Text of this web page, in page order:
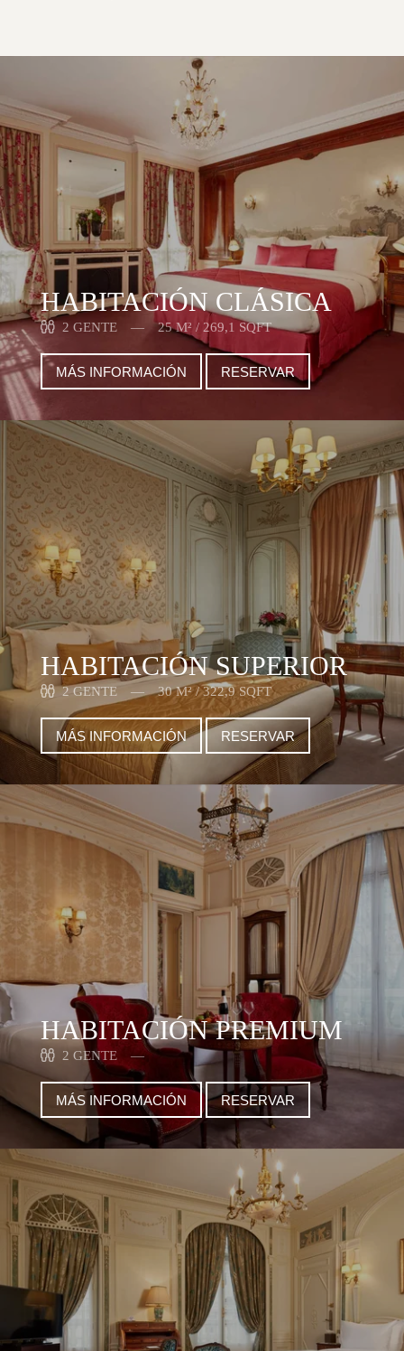
HABITACIÓN CLÁSICA
2 GENTE 25 M² / 269,1 SQFT
MÁS INFORMACIÓN RESERVAR
HABITACIÓN SUPERIOR
2 GENTE 30 M² / 322,9 SQFT
MÁS INFORMACIÓN RESERVAR
HABITACIÓN PREMIUM
2 GENTE
MÁS INFORMACIÓN RESERVAR